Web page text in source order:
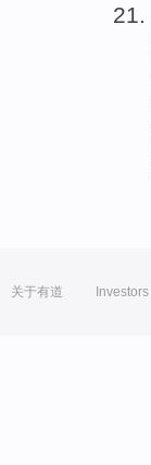
关于有道 Investors